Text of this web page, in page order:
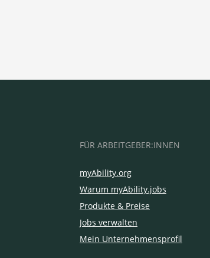
FÜR ARBEITGEBER:INNEN
myAbility.org
Warum myAbility.jobs
Produkte & Preise
Jobs verwalten
Mein Unternehmensprofil